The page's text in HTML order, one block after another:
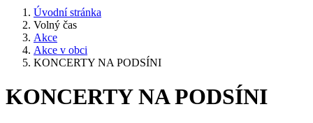
Úvodní stránka
Volný čas
Akce
Akce v obci
KONCERTY NA PODSÍNI
KONCERTY NA PODSÍNI